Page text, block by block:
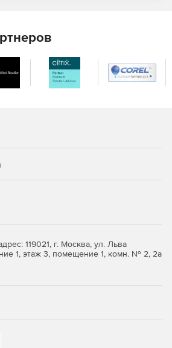
119021, г. Москва, ул. Льва
1, этаж 3, помещение 1, комн. № 2, 2а